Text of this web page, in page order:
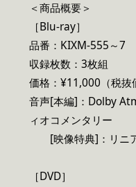
＜商品概要＞
［Blu-ray］
品番：KIXM-555～7
収録枚数：3枚組
価格：¥11,000（税抜
音声[本編]：Dolby
ィオコメンタリー
[映像特典]：リニ
［DVD］